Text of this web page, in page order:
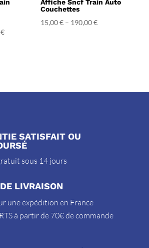
€
Affiche Sncf Train Auto
Couchettes
15,00€ – 190,00€
SATISFAIT OU
sous 14 jours
LIVRAISON
une expédition en France
à partir de 70€ de commande